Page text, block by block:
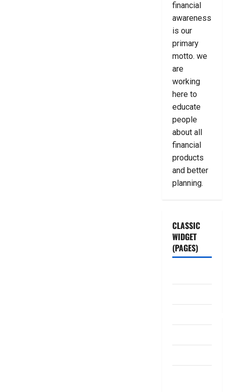
financial
awareness
is our
primary
motto. we
are
working
here to
educate
people
about all
financial
products
and better
planning.
CLASSIC
WIDGET
(PAGES)